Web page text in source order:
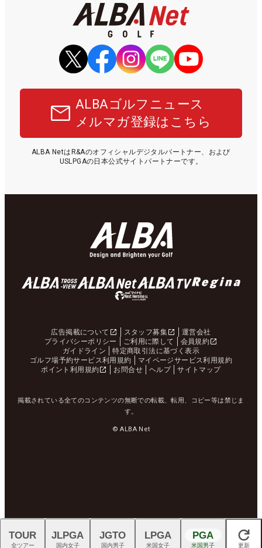
ALBAゴルフニュース
メルマガ登録はこちら
ALBA NetはR&Aのオフィシャルデジタルパートナー、および
USLPGAの日本公式サイトパートナーです。
広告掲載について スタッフ募集
運営会社
プライバシーポリシー
ご利用に際して
会員規約
ガイドライン
特定商取引法に基づく表示
ゴルフ場予約サービス利用規約
マイページサービス利用規約
ポイント利用規約
お問合せ ヘルプ サイトマップ
掲載されている全てのコンテンツの無断での転載、転用、コピー等は禁じま
す。
© ALBA Net
閉じる
TOUR
全ツアー
JLPGA
国内女子
JGTO
国内男子
LPGA
米国女子
PGA
米国男子 更新